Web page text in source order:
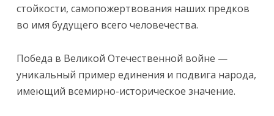
стойкости, самопожертвования наших предков
во имя будущего всего человечества.
Победа в Великой Отечественной войне —
уникальный пример единения и подвига народа,
имеющий всемирно-­историческое значение.